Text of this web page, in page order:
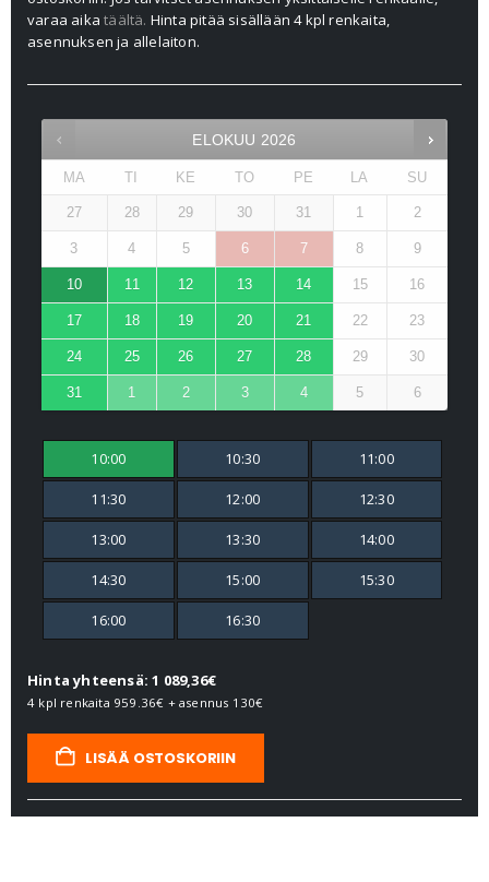
varaa aikatäältä. Hinta pitää sisällään 4 kpl renkaita,
asennuksen ja allelaiton.
ELOKUU 2026
MA TI KE TO PE LA SU
27 28 29 30 31 1 2
3 4 5 6 7 8 9
10 11 12 13 14 15 16
17 18 19 20 21 22 23
24 25 26 27 28 29 30
31 1 2 3 4 5 6
10:00 10:30 11:00
11:30 12:00 12:30
13:00 13:30 14:00
14:30 15:00 15:30
16:00 16:30
Hinta yhteensä: 1 089,36€
4 kpl renkaita 959.36€ + asennus 130€
LISÄÄ OSTOSKORIIN